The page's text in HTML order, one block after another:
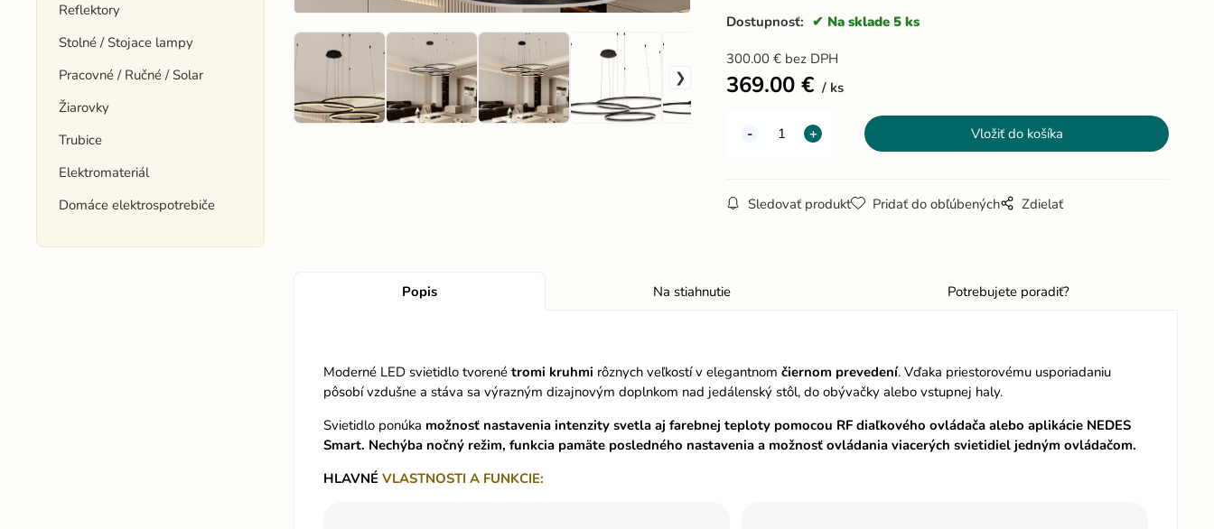
Reflektory
Stolné / Stojace lampy
Pracovné / Ručné / Solar
Žiarovky
Trubice
Elektromateriál
Domáce elektrospotrebiče
Dostupnosť: Na sklade 5 ks
300.00 € bez DPH
369.00 € ks
Sledovať produkt Pridať do obľúbených Zdielať
Popis Na stiahnutie Potrebujete poradiť?
Moderné LED svietidlo tvorené tromi kruhmi rôznych veľkostí v elegantnom čiernom prevedení. Vďaka priestorovému usporiadaniu
pôsobí vzdušne a stáva sa výrazným dizajnovým doplnkom nad jedálenský stôl, do obývačky alebo vstupnej haly.
Svietidlo ponúka možnosť nastavenia intenzity svetla aj farebnej teploty pomocou RF diaľkového ovládača alebo aplikácie NEDES
Smart. Nechýba nočný režim, funkcia pamäte posledného nastavenia a možnosť ovládania viacerých svietidiel jedným ovládačom.
HLAVNÉ VLASTNOSTI A FUNKCIE: